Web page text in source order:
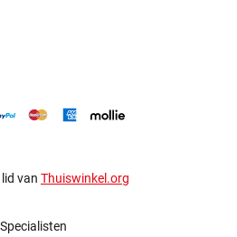
van Thuiswinkel.org